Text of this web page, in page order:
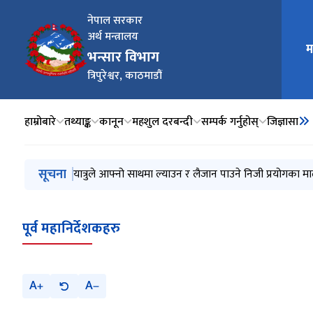
नेपाल सरकार
अर्थ मन्त्रालय
भन्सार विभाग
त्रिपुरेश्वर, काठमाडौं
मुख्य
हाम्रोबारे तथ्याङ्क कानून महशुल दरबन्दी सम्पर्क गर्नुहोस् जिज्ञासा
मुख्य नेभिगेसनमा जानुहोस्
सूचना प्रेस विज्ञप्ति (मुस्ताङ र रसुवा भन्सार कार्यालयबाट भएको
यात्रुले आफ्नो साथमा ल्याउन र लैजान पाउने निजी प्रयोगका
प्रेश विज्ञप्ति (Customs Valuation Database System मा
किटानी विवरण घोषणा सम्बन्धी मार्गदर्शन, २०८३
भन्सार आचार संहिता, २०८२
पूर्व महानिर्देशकहरु
A A